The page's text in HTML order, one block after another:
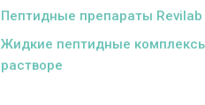
Пептидные препараты Revilab
Жидкие пептидные
растворе